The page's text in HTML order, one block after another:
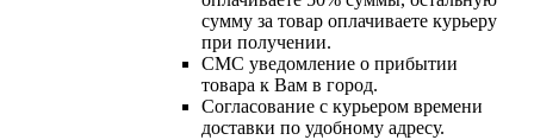
сумму за товар оплачиваете курьеру
при получении.
СМС уведомление о прибытии
товара к Вам в город.
Согласование с курьером времени
доставки по удобному адресу.